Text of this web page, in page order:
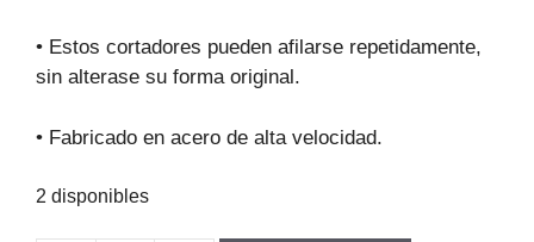
$63.357.$57.021.
• Estos cortadores pueden afilarse repetidamente,
sin alterase su forma original.
• Fabricado en acero de alta velocidad.
2 disponibles